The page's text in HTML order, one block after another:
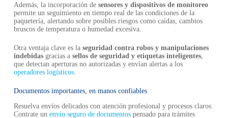
Además, la incorporación de sensores y dispositivos de monitoreo
permite un seguimiento en tiempo real de las condiciones de la
paquetería, alertando sobre posibles riesgos como caídas, cambios
bruscos de temperatura o humedad excesiva.
Otra ventaja clave es la seguridad contra robos y manipulaciones
indebidasgracias a sellos de seguridad y etiquetas inteligentes,
que detectan aperturas no autorizadas y envían alertas a los
operadores logísticos.
Documentos importantes, en manos confiables
Resuelva envíos delicados con atención profesional y procesos claros.
Contrate un envío seguro de documentospensado para trámites